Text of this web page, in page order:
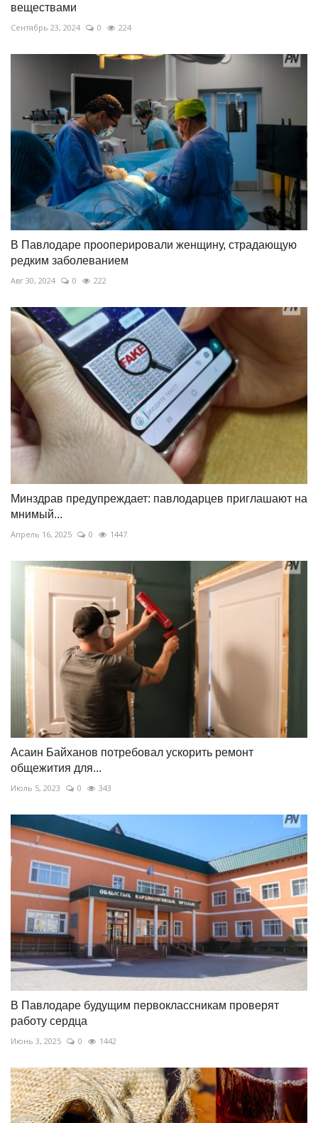
веществами
Сентябрь 23, 2024 0 224
В Павлодаре прооперировали женщину, страдающую
редким заболеванием
Авг 30, 2024 0 222
Минздрав предупреждает: павлодарцев приглашают на
мнимый...
Апрель 16, 2025 0 1447
Асаин Байханов потребовал ускорить ремонт
общежития для...
Июль 5, 2023 0 343
В Павлодаре будущим первоклассникам проверят
работу сердца
Июнь 3, 2025 0 1442